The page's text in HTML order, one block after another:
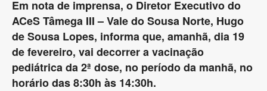
Em nota de imprensa, o Diretor Executivo do
ACeS Tâmega III – Vale do Sousa Norte, Hugo
de Sousa Lopes, informa que, amanhã, dia 19
de fevereiro, vai decorrer a vacinação
pediátrica da 2ª dose, no período da manhã, no
horário das 8:30h às 14:30h.